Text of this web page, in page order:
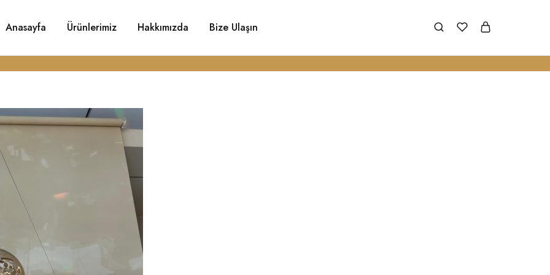
Anasayfa Ürünlerimiz Hakkımızda Bize Ulaşın